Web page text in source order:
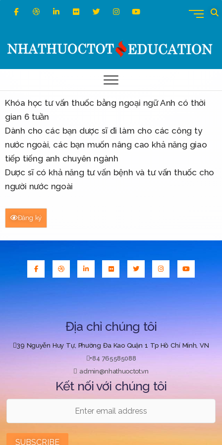
Nhà Thuốc Tốt
WEBSITE TƯ VẤN VÀ ĐÀO TẠO Y DƯỢC THỰC HÀNH
M
u
t
t
n
Khóa học tư vấn thuốc bằng ngoại ngữ Anh có thời
gian 6 tuần
Dành cho các bạn dược sĩ đi làm cho các công ty
nước ngoài, các bạn muốn nâng cao khả năng giao
tiếp tiếng anh chuyên ngành
Dược sĩ có khả năng tư vấn bệnh và tư vấn thuốc cho
người nước ngoài
Đăng ký
Địa chỉ chúng tôi
39 Nguyễn Huy Tự, Phường Đa Kao Quận 1 Tp Hồ Chí Minh, VN
+84 765585088
admin@nhathuoctot.vn
Kết nối với chúng tôi